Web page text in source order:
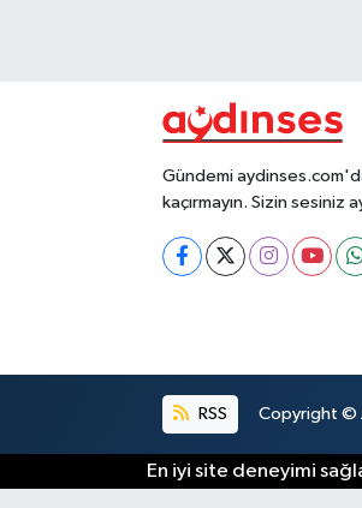
Gündemi
kaçırmayın. Sizin sesiniz
RSS Copyright ©
En iyi site deneyimi